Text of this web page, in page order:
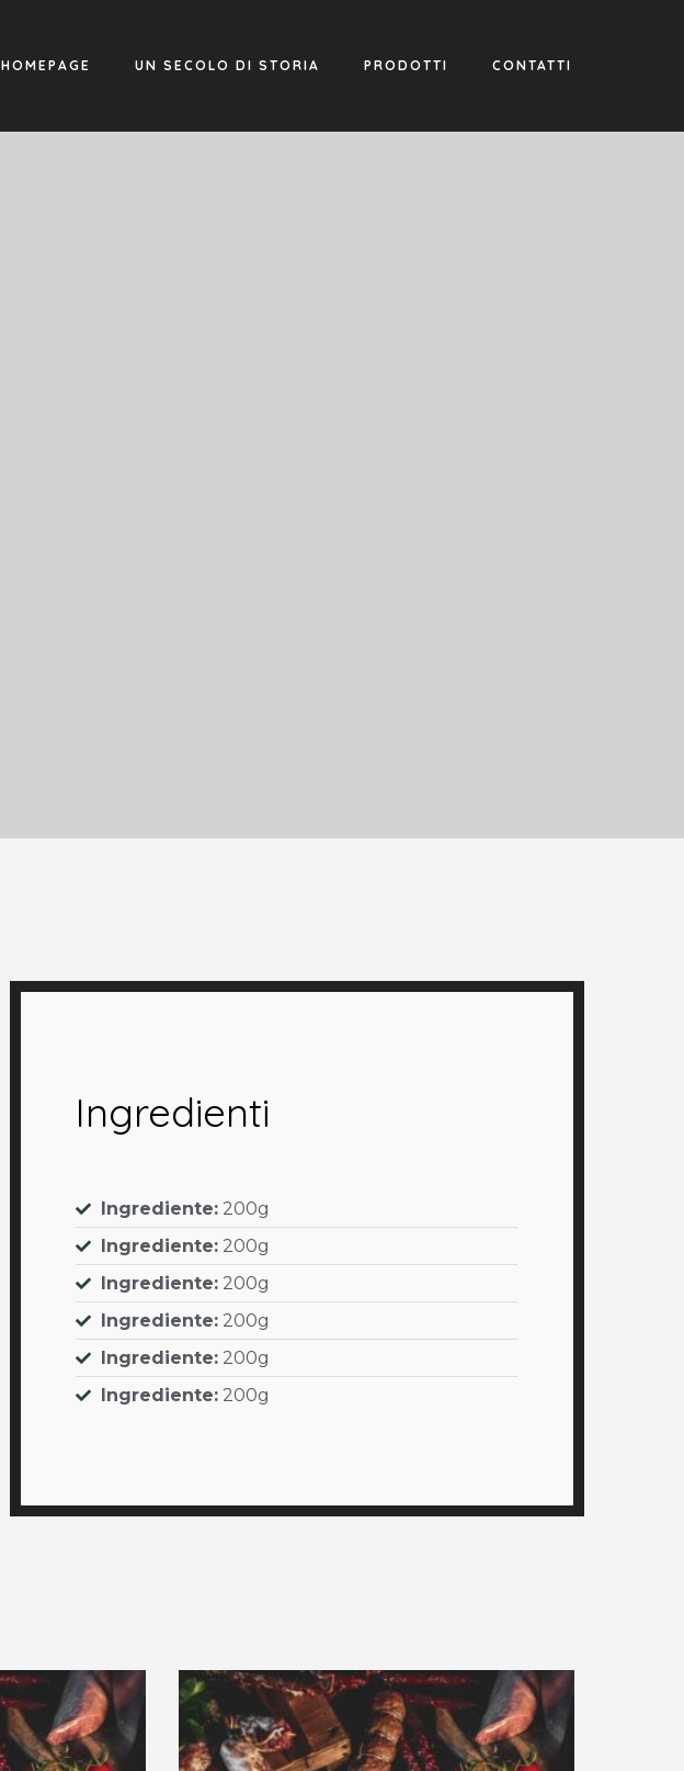
HOMEPAGE UN SECOLO DI STORIA PRODOTTI CONTATTI
Ingredienti
Ingrediente:200g
Ingrediente:200g
Ingrediente:200g
Ingrediente:200g
Ingrediente:200g
Ingrediente:200g